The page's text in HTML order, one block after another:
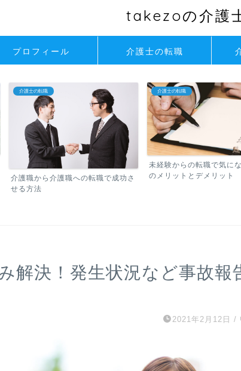
takezoの介護
プロフィール 介護士の転職
介護士の転職
未経験からの転職で気になる介護職
のメリットとデメリット
介護士の健康管理
【筋トレ×介護士】は相性
解決！発生状況など事故報
2021年2月12日 /